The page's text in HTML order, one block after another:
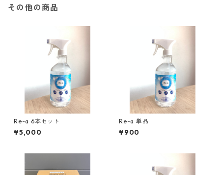
その他の商品
Re-a 6本セット
¥5,000
Re-a 単品
¥900